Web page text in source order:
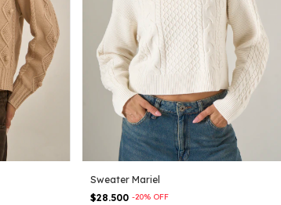
Sweater Mariel
$28.500 -20% OFF